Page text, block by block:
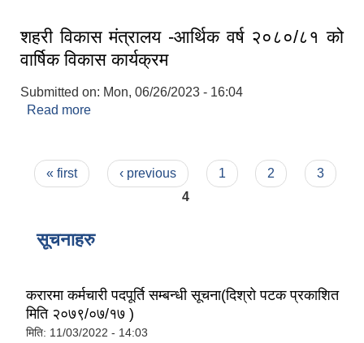
शहरी विकास मंत्रालय -आर्थिक वर्ष २०८०/८१ को
वार्षिक विकास कार्यक्रम
Submitted on: Mon, 06/26/2023 - 16:04
Read more
Pages
« first ‹ previous 1 2
3
4
सूचनाहरु
करारमा कर्मचारी पदपूर्ति सम्बन्धी सूचना(दिश्रो पटक प्रकाशित
मिति २०७९/०७/१७ )
मिति: 11/03/2022 - 14:03